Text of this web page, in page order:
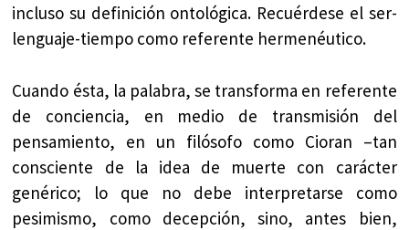
incluso su definición ontológica. Recuérdese el ser-
lenguaje-tiempo como referente hermenéutico.
Cuando ésta, la palabra, se transforma en referente
de conciencia, en medio de transmisión del
pensamiento, en un filósofo como Cioran –tan
consciente de la idea de muerte con carácter
genérico; lo que no debe interpretarse como
pesimismo, como decepción, sino, antes bien,